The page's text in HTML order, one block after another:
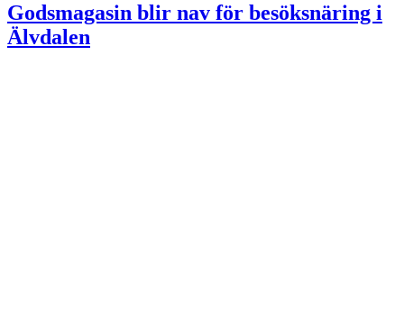
Godsmagasin blir nav för besöksnäring i
Älvdalen